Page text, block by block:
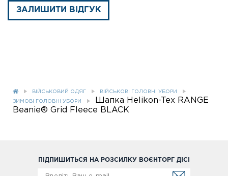
ЗАЛИШИТИ ВІДГУК
ВІЙСЬКОВИЙ ОДЯГ ВІЙСЬКОВІ ГОЛОВНІ УБОРИ
ЗИМОВІ ГОЛОВНІ УБОРИ
Шапка Helikon-Tex RANGE
Beanie® Grid Fleece BLACK
ПІДПИШИТЬСЯ НА РОЗСИЛКУ ВОЄНТОРГ ДІСІ